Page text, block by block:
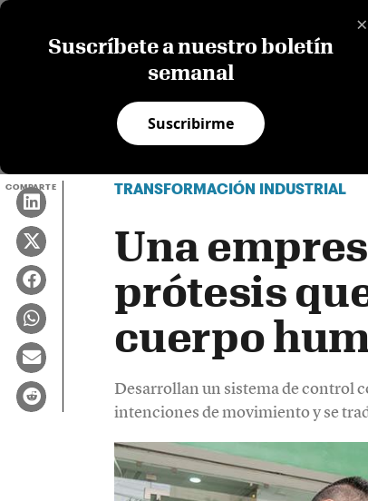
×
Suscríbete a nuestro boletín
semanal
Suscribirme
COMPARTE TRANSFORMACIÓN INDUSTRIAL
Una
prótesis
cuerpo
Desarrollan un sistema de control
intenciones de movimiento y se